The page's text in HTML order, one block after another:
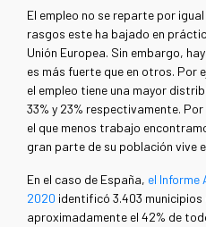
El empleo no se reparte por
rasgos este ha bajado en
Unión Europea. Sin embargo,
es más fuerte que en otros. Por
el empleo tiene una mayor
33% y 23% respectivamente.
el que menos trabajo
gran parte de su población vive
En el caso de España, el Informe
2020 identificó 3.403
aproximadamente el 42% de